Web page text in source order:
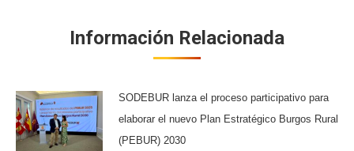
Información Relacionada
SODEBUR lanza el proceso participativo para
elaborar el nuevo Plan Estratégico Burgos Rural
(PEBUR) 2030